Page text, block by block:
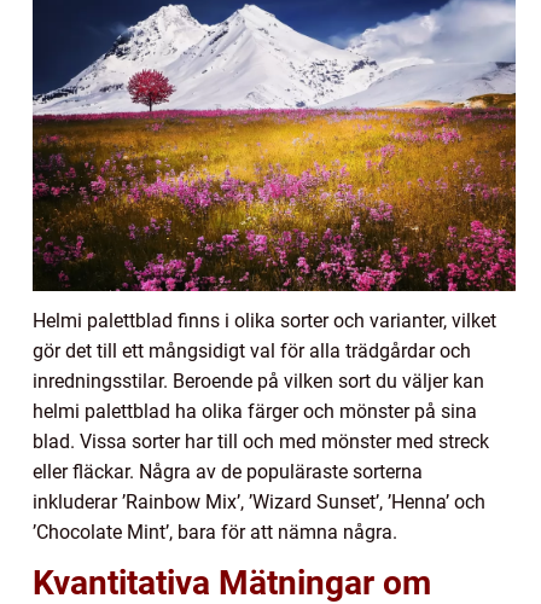
Helmi palettblad finns i olika sorter och varianter, vilket
gör det till ett mångsidigt val för alla trädgårdar och
inredningsstilar. Beroende på vilken sort du väljer kan
helmi palettblad ha olika färger och mönster på sina
blad. Vissa sorter har till och med mönster med streck
eller fläckar. Några av de populäraste sorterna
inkluderar ’Rainbow Mix’, ’Wizard Sunset’, ’Henna’ och
’Chocolate Mint’, bara för att nämna några.
Kvantitativa Mätningar om